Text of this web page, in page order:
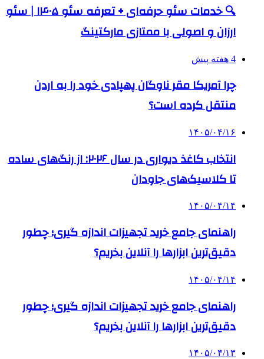
🔍 خدمات سئو حرفه‌ای + تعرفه سئو ۱۴۰۵ | سئو
ارزان و اصولی با ممتازی مارکتینگ
4 هفته پیش
چرا آمریکا مقر ناوگان پهپادی خود را به اردن
منتقل کرده است؟
۱۴۰۵/۰۴/۱۶
انتخاب کاغذ دیواری در سال ۲۰۲۶: از رنگ‌های ساده
تا کلاسیک‌های جاودان
۱۴۰۵/۰۴/۱۴
راهنمای جامع خرید تجهیزات اندازه گیری؛ چطور
دقیق‌ترین ابزارها را آنلاین بخریم؟
۱۴۰۵/۰۴/۱۴
راهنمای جامع خرید تجهیزات اندازه گیری؛ چطور
دقیق‌ترین ابزارها را آنلاین بخریم؟
۱۴۰۵/۰۴/۱۳